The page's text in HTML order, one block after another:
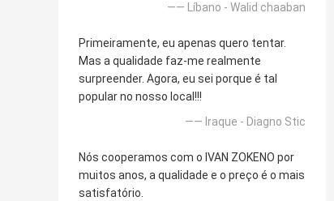
—— Líbano - Walid chaaban
Primeiramente, eu apenas quero tentar.
Mas a qualidade faz-me realmente
surpreender. Agora, eu sei porque é tal
popular no nosso local!!!
—— Iraque - Diagno Stic
Nós cooperamos com o IVAN ZOKENO por
muitos anos, a qualidade e o preço é o mais
satisfatório.